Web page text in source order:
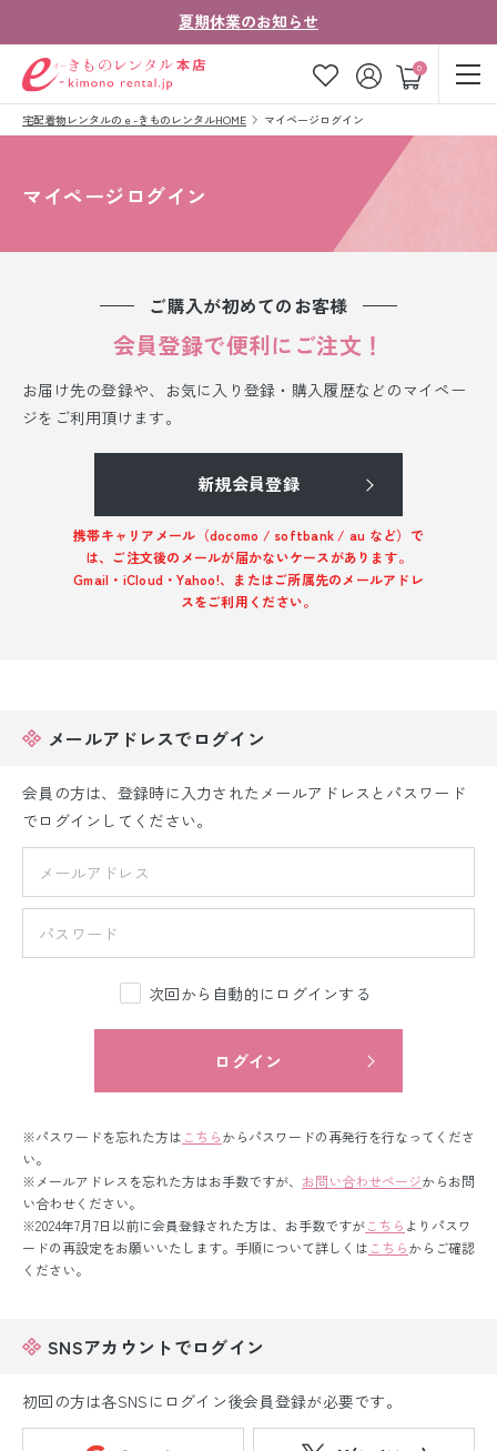
夏期休業のお知らせ
0
ゲスト
お気に入り ログイン
よくあるご質問
お問い合わせ
法人・グループの
お客様はこちら
着物の種類から探す
振袖レンタル
卒業式袴レンタル
ベビー着物レンタル
ジュニア着物レンタル
紋付袴レンタル
色打掛&紋付袴レンタル
白無垢&紋付袴レンタル
引き振袖レンタル
宅配着物レンタルのｅ-きものレンタルHOME マイページログイン
マイページログイン
ご購入が初めてのお客様
会員登録で便利にご注文！
お届け先の登録や、お気に入り登録・購入履歴などのマイペー
ジをご利用頂けます。
新規会員登録
携帯キャリアメール（docomo / softbank / au など）で
は、ご注文後のメールが届かないケースがあります。
Gmail・iCloud・Yahoo!、またはご所属先のメールアドレ
スをご利用ください。
メールアドレスでログイン
会員の方は、登録時に入力されたメールアドレスとパスワード
でログインしてください。
次回から自動的にログインする
ログイン
※パスワードを忘れた方は こちらからパスワードの再発行を行なってくださ
い。
※メールアドレスを忘れた方はお手数ですが、 お問い合わせページからお問
い合わせください。
※2024年7月7日以前に会員登録された方は、お手数ですがこちら よりパスワ
ードの再設定をお願いいたします。手順について詳しくは こちらからご確認
ください。
SNSアカウントでログイン
初回の方は各SNSにログイン後会員登録が必要です。